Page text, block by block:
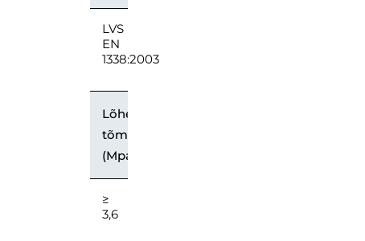
LVS
EN
1338:2003
Lõhestatud
tõmbetugevus
(Mpa)
≥
3,6